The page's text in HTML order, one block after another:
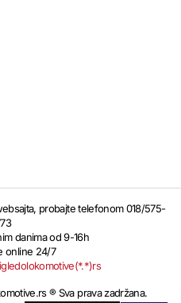
probajte telefonom 018/575-
danima od 9-16h
online 24/7
® Sva prava zadržana.